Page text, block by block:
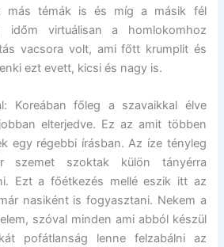
más témák is és míg a másik fél
időm virtuálisan a homlokomhoz
vacsora volt, ami főtt krumplit és
ezt evett, kicsi és nagy is.
Koreában főleg a szavaikkal élve
elterjedve. Ez az amit többen
egy régebbi írásban. Az íze tényleg
szoktak külön tányérra
Ezt a főétkezés mellé eszik itt az
nasiként is fogyasztani. Nekem a
szóval minden ami abból készül
pofátlanság lenne felzabálni az